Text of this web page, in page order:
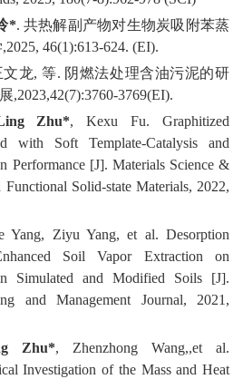
*. 共热解副产物对生物炭吸附苯蒸
46(1):613-624. (EI).
文龙, 等. 阴燃法处理含油污泥的研
,2023,42(7):3760-3769(EI).
Zhu*, Kexu Fu. Graphitized
with Soft Template-Catalysis and
Performance [J]. Materials Science &
Solid-state Materials, 2022,
Yang, Ziyu Yang, et al. Desorption
Soil Vapor Extraction on
Simulated and Modified Soils [J].
and Management Journal, 2021,
Zhu*, Zhenzhong Wang,,et al.
Investigation of the Mass and Heat